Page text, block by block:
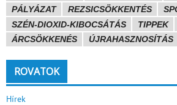
PÁLYÁZAT
REZSICSÖKKENTÉS
SZÉN-DIOXID-KIBOCSÁTÁS
TIPPEK
ÁRCSÖKKENÉS
ÚJRAHASZNOSÍTÁS
ROVATOK
Hírek